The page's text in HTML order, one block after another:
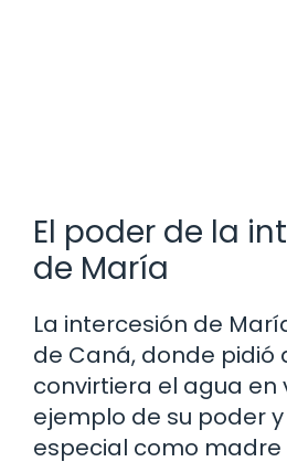
El poder de la
de María
La intercesión de
de Caná, donde pidió
convirtiera el agua en
ejemplo de su poder
especial como madre